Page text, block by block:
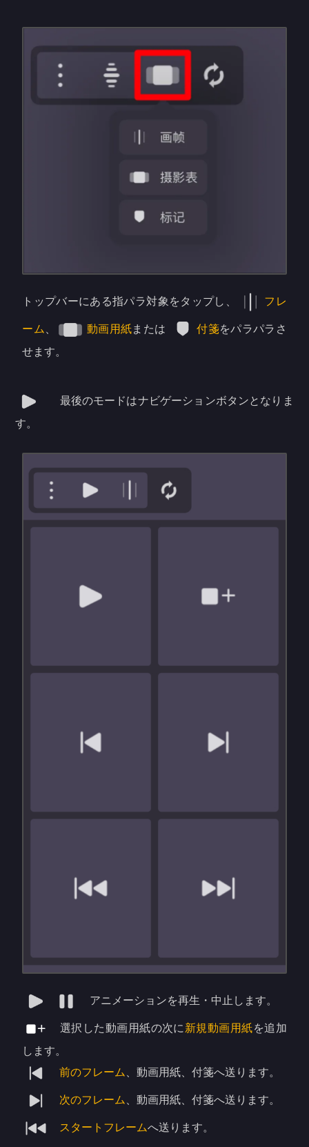
トップバーにある指パラ対象をタップし、 フレ
ーム、 動画用紙または 付箋をパラパラさ
せます。
最後のモードはナビゲーションボタンとなりま
す。
アニメーションを再生・中止します。
選択した動画用紙の次に新規動画用紙を追加
します。
前のフレーム、動画用紙、付箋へ送ります。
次のフレーム、動画用紙、付箋へ送ります。
スタートフレームへ送ります。